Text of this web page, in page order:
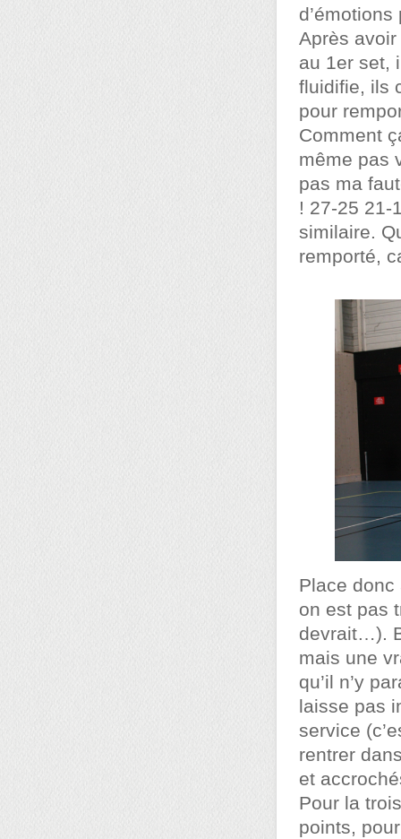
Après
au 1er set,
fluidifie, ils
pour
Comment
même pas
pas ma
! 27-25 21-
similaire.
remporté,
Place donc
on est pas
devrait…).
mais une
qu’il n’y
laisse pas
service
rentrer
et
Pour la
points,